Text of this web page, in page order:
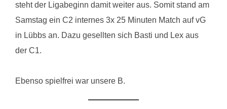
steht der Ligabeginn damit weiter aus. Somit stand am
Samstag ein C2 internes 3x 25 Minuten Match auf vG
in Lübbs an. Dazu gesellten sich Basti und Lex aus
der C1.
Ebenso spielfrei war unsere B.